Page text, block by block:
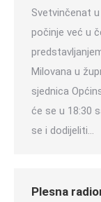
Svetvinčenat
počinje već u
Milovana u
sjednica
će se u 18:30
se i dodijeliti…
Plesna